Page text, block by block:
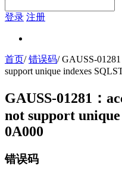
登录 注册
首页/错误码/GAUSS-01281
support unique indexes
GAUSS-01281：
not support
0A000
错误码